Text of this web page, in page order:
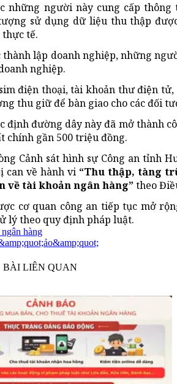
những người này cung cấp
sử dụng dữ liệu thu thập
tế.
lập doanh nghiệp, những
nghiệp.
điện thoại, tài khoản thư điện
thu giữ để bàn giao cho các đối
định đường dây này đã mở thành
chính gần 500 triệu đồng.
Cảnh sát hình sự Công an tỉnh
can về hành vi “Thu thập, tàng
về tài khoản ngân hàng” theo
cơ quan công an tiếp tục mở
lý theo quy định pháp luật.
hàng
BÀI LIÊN QUAN